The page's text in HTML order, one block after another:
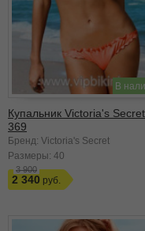
В
Купальник Victoria's
369
Бренд: Victoria's Secret
Размеры: 40
3 900
2 340